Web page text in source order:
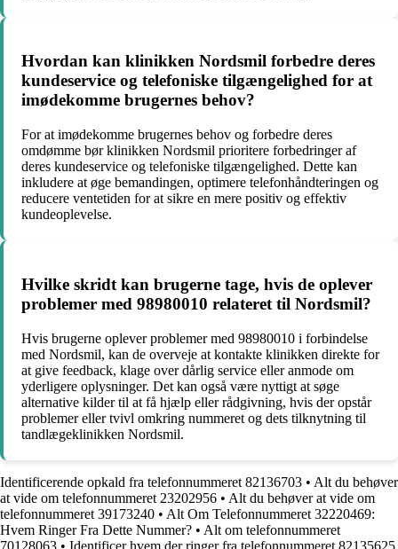
Hvordan kan klinikken Nordsmil forbedre deres
kundeservice og telefoniske tilgængelighed for at
imødekomme brugernes behov?
For at imødekomme brugernes behov og forbedre deres
omdømme bør klinikken Nordsmil prioritere forbedringer af
deres kundeservice og telefoniske tilgængelighed. Dette kan
inkludere at øge bemandingen, optimere telefonhåndteringen og
reducere ventetiden for at sikre en mere positiv og effektiv
kundeoplevelse.
Hvilke skridt kan brugerne tage, hvis de oplever
problemer med 98980010 relateret til Nordsmil?
Hvis brugerne oplever problemer med 98980010 i forbindelse
med Nordsmil, kan de overveje at kontakte klinikken direkte for
at give feedback, klage over dårlig service eller anmode om
yderligere oplysninger. Det kan også være nyttigt at søge
alternative kilder til at få hjælp eller rådgivning, hvis der opstår
problemer eller tvivl omkring nummeret og dets tilknytning til
tandlægeklinikken Nordsmil.
Identificerende opkald fra telefonnummeret 82136703 • Alt du behøver
at vide om telefonnummeret 23202956 • Alt du behøver at vide om
telefonnummeret 39173240 • Alt Om Telefonnummeret 32220469:
Hvem Ringer Fra Dette Nummer? • Alt om telefonnummeret
70128063 • Identificer hvem der ringer fra telefonnummeret 82135625